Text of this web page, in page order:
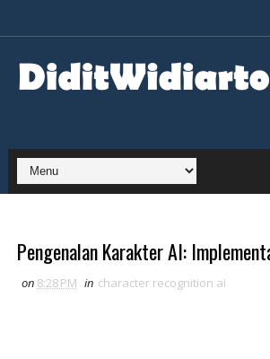
Pengenalan Karakter AI:
on 8:28 PM in character recognition ai